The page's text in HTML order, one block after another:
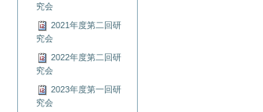
究会
2021年度第二回研
究会
2022年度第二回研
究会
2023年度第一回研
究会